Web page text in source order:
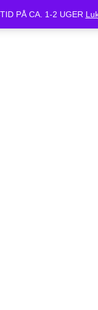
cykler vil være klar
PÅ CA. 1-2 UGER